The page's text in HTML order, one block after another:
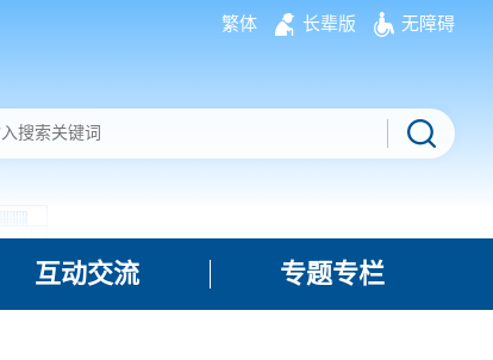
繁体 长辈版 无障碍
互动交流 专题专栏